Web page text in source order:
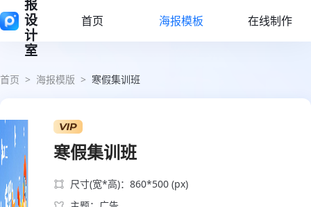
报
设
计
室
首页 海报模板 在线制作
首页 > 海报模版 > 寒假集训班
寒假集训班
尺寸(宽*高)：860*500 (px)